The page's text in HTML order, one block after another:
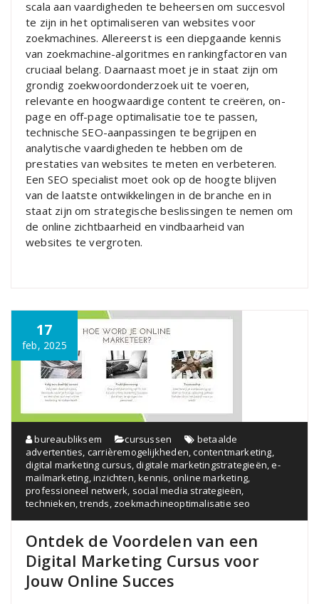
scala aan vaardigheden te beheersen om succesvol
te zijn in het optimaliseren van websites voor
zoekmachines. Allereerst is een diepgaande kennis
van zoekmachine-algoritmes en rankingfactoren van
cruciaal belang. Daarnaast moet je in staat zijn om
grondig zoekwoordonderzoek uit te voeren,
relevante en hoogwaardige content te creëren, on-
page en off-page optimalisatie toe te passen,
technische SEO-aanpassingen te begrijpen en
analytische vaardigheden te hebben om de
prestaties van websites te meten en verbeteren.
Een SEO specialist moet ook op de hoogte blijven
van de laatste ontwikkelingen in de branche en in
staat zijn om strategische beslissingen te nemen om
de online zichtbaarheid en vindbaarheid van
websites te vergroten.
17
feb, 2025
bureaubliksem cursussen
betaalde
advertenties, carrièremogelijkheden,contentmarketing,
digital marketing cursus,digitale marketingstrategieën,e-
mailmarketing,inzichten,kennis, online marketing,
professioneel netwerk, social media strategieën,
technieken,trends, zoekmachineoptimalisatie seo
Ontdek de Voordelen van een
Digital Marketing Cursus voor
Jouw Online Succes